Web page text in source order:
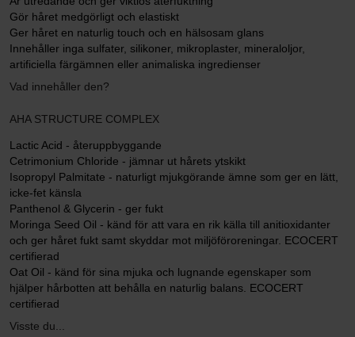
Gör håret medgörligt och elastiskt
Ger håret en naturlig touch och en hälsosam glans
Innehåller inga sulfater, silikoner, mikroplaster, mineraloljor,
artificiella färgämnen eller animaliska ingredienser
Vad innehåller den?
AHA STRUCTURE COMPLEX
Lactic Acid - återuppbyggande
Cetrimonium Chloride - jämnar ut hårets ytskikt
Isopropyl Palmitate - naturligt mjukgörande ämne som ger en lätt,
icke-fet känsla
Panthenol & Glycerin - ger fukt
Moringa Seed Oil - känd för att vara en rik källa till anitioxidanter
och ger håret fukt samt skyddar mot miljöföroreningar. ECOCERT
certifierad
Oat Oil - känd för sina mjuka och lugnande egenskaper som
hjälper hårbotten att behålla en naturlig balans. ECOCERT
certifierad
Visste du...